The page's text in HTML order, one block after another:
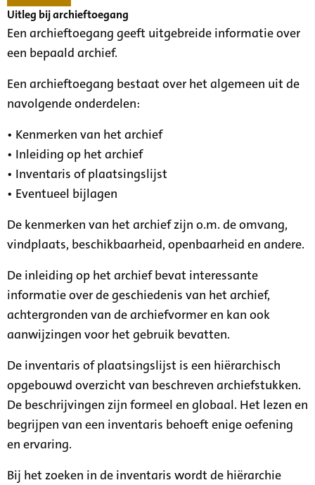
Uitleg bij archieftoegang
Een archieftoegang geeft uitgebreide informatie over
een bepaald archief.
Een archieftoegang bestaat over het algemeen uit de
navolgende onderdelen:
• Kenmerken van het archief
• Inleiding op het archief
• Inventaris of plaatsingslijst
• Eventueel bijlagen
De kenmerken van het archief zijn o.m. de omvang,
vindplaats, beschikbaarheid, openbaarheid en andere.
De inleiding op het archief bevat interessante
informatie over de geschiedenis van het archief,
achtergronden van de archiefvormer en kan ook
aanwijzingen voor het gebruik bevatten.
De inventaris of plaatsingslijst is een hiërarchisch
opgebouwd overzicht van beschreven archiefstukken.
De beschrijvingen zijn formeel en globaal. Het lezen en
begrijpen van een inventaris behoeft enige oefening
en ervaring.
Bij het zoeken in de inventaris wordt de hiërarchie